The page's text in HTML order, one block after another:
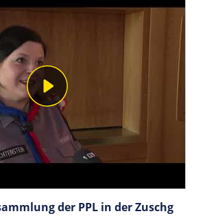
der PPL in der Zuschg